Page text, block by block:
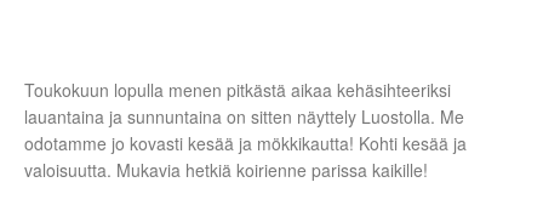
Toukokuun lopulla menen pitkästä aikaa kehäsihteeriksi
lauantaina ja sunnuntaina on sitten näyttely Luostolla. Me
odotamme jo kovasti kesää ja mökkikautta! Kohti kesää ja
valoisuutta. Mukavia hetkiä koirienne parissa kaikille!